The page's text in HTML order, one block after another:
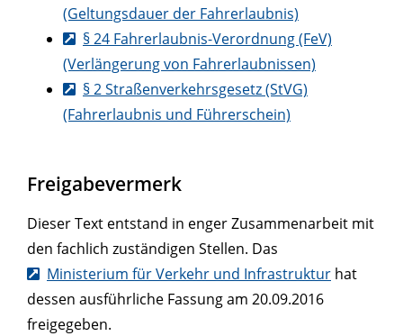
(Geltungsdauer der Fahrerlaubnis)
§ 24 Fahrerlaubnis-Verordnung (FeV)
(Verlängerung von Fahrerlaubnissen)
§ 2 Straßenverkehrsgesetz (StVG)
(Fahrerlaubnis und Führerschein)
Freigabevermerk
Dieser Text entstand in enger Zusammenarbeit mit
den fachlich zuständigen Stellen. Das
Ministerium für Verkehr und Infrastruktur hat
dessen ausführliche Fassung am 20.09.2016
freigegeben.